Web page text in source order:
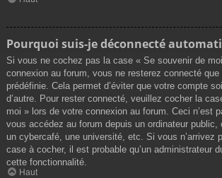
Pourquoi suis-je déconnecté
Si vous ne cochez pas la case « Se souvenir de
connexion au forum, vous ne resterez connecté que
prédéfinie. Cela permet d’éviter que votre compte
d’autre. Pour rester connecté, veuillez cocher la
moi » lors de votre connexion au forum. Ceci n’est
vous accédez au forum depuis un ordinateur public,
un cybercafé, une université, etc. Si vous n’arrivez
case à cocher, il est probable qu’un administrateur
cette fonctionnalité.
Haut